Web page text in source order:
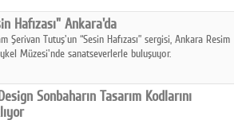
taşıyor.
Hafızası" Ankara'da
Şerivan Tutuş'un “Sesin Hafızası” sergisi, Ankara Resim
Müzesi'nde sanatseverlerle buluşuyor.
Sonbaharın Tasarım Kodlarını